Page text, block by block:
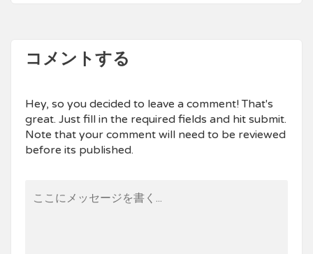
コメントする
Hey, so you decided to leave a comment! That's
great. Just fill in the required fields and hit submit.
Note that your comment will need to be reviewed
before its published.